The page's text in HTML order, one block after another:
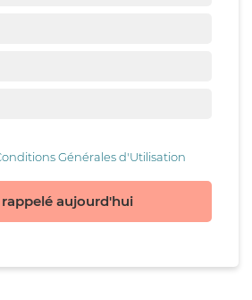
Générales d'Utilisation
rappelé aujourd'hui